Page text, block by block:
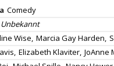
Comedy
Unbekannt
Wise, Marcia Gay Harden,
Elizabeth Klaviter, JoAnne